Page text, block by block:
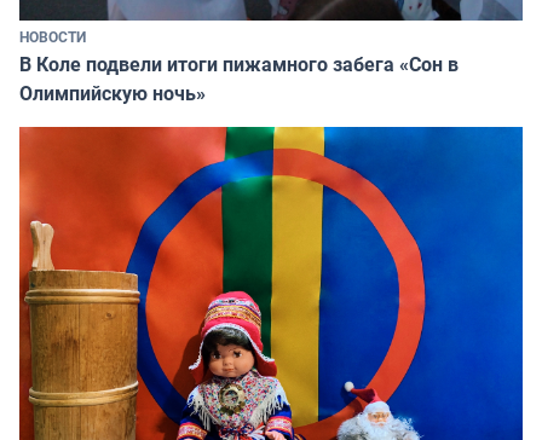
НОВОСТИ
В Коле подвели итоги пижамного забега «Сон в
Олимпийскую ночь»